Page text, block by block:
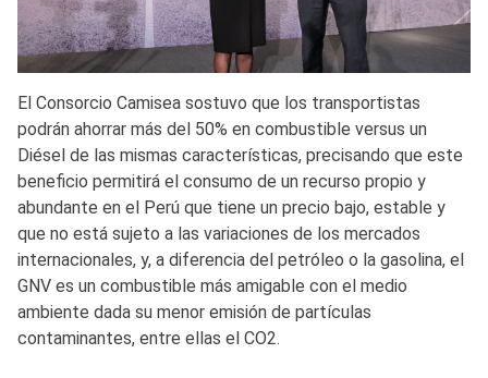
El Consorcio Camisea sostuvo que los transportistas
podrán ahorrar más del 50% en combustible versus un
Diésel de las mismas características, precisando que este
beneficio permitirá el consumo de un recurso propio y
abundante en el Perú que tiene un precio bajo, estable y
que no está sujeto a las variaciones de los mercados
internacionales, y, a diferencia del petróleo o la gasolina, el
GNV es un combustible más amigable con el medio
ambiente dada su menor emisión de partículas
contaminantes, entre ellas el CO2.